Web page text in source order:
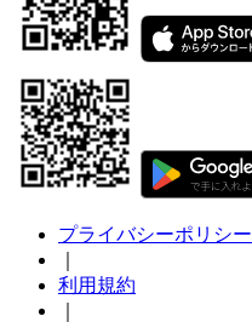
プライバシーポリシー
利用規約